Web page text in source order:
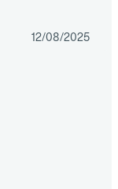
12/08/2025